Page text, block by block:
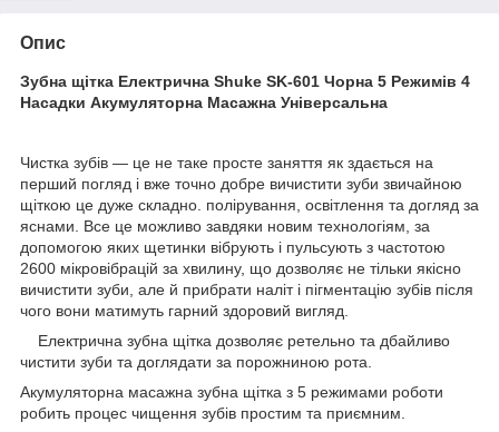
Опис
Зубна щітка Електрична Shuke SK-601 Чорна 5 Режимів 4
Насадки Акумуляторна Масажна Універсальна
Чистка зубів — це не таке просте заняття як здається на
перший погляд і вже точно добре вичистити зуби звичайною
щіткою це дуже складно. полірування, освітлення та догляд за
яснами. Все це можливо завдяки новим технологіям, за
допомогою яких щетинки вібрують і пульсують з частотою
2600 мікровібрацій за хвилину, що дозволяє не тільки якісно
вичистити зуби, але й прибрати наліт і пігментацію зубів після
чого вони матимуть гарний здоровий вигляд.
Електрична зубна щітка дозволяє ретельно та дбайливо
чистити зуби та доглядати за порожниною рота.
Акумуляторна масажна зубна щітка з 5 режимами роботи
робить процес чищення зубів простим та приємним.